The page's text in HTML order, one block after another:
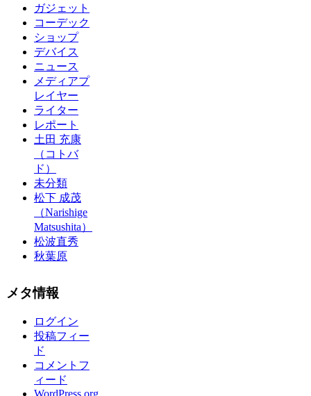
ガジェット
コーデック
ショップ
デバイス
ニュース
メディアプ
レイヤー
ライター
レポート
土田 充康
（コトバ
ド）
未分類
松下 成茂
（Narishige
Matsushita）
松波直秀
秋葉原
メタ情報
ログイン
投稿フィー
ド
コメントフ
ィード